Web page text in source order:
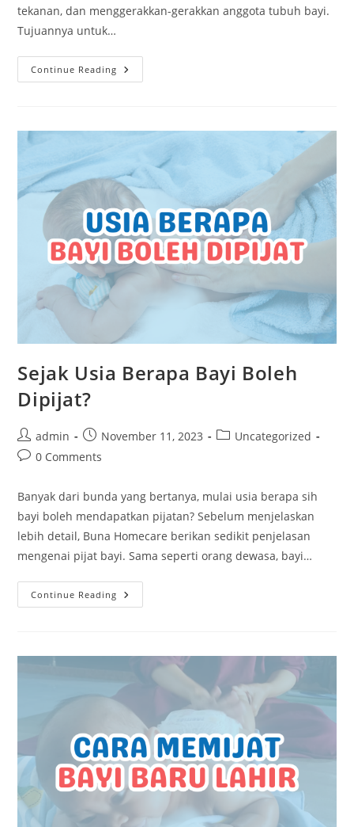
tekanan, dan menggerakkan-gerakkan anggota tubuh bayi.
Tujuannya untuk…
Continue Reading
Sejak Usia Berapa Bayi Boleh
Dipijat?
admin November 11, 2023
Uncategorized
0 Comments
Banyak dari bunda yang bertanya, mulai usia berapa sih
bayi boleh mendapatkan pijatan? Sebelum menjelaskan
lebih detail, Buna Homecare berikan sedikit penjelasan
mengenai pijat bayi. Sama seperti orang dewasa, bayi…
Continue Reading